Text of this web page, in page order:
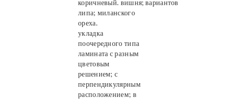
коричневый. вишня;
липа; миланского
ореха.
вариантов
укладка
поочередного типа
ламината с разным
цветовым
решением; с
перпендикулярным
расположением; в